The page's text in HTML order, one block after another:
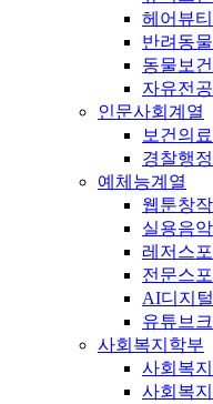
헤어뷰
반려동
동물보
자유전
인문사회계열
보건의
경찰행
예체능계열
웹툰창
실용음
레저스
전문스
AI디지
유튜브
사회복지학부
사회복
사회복